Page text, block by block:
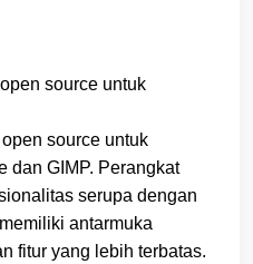
source untuk
source untuk
dan GIMP. Perangkat
serupa dengan
antarmuka
fitur yang lebih terbatas.